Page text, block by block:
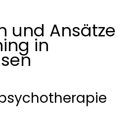
und Ansätze
in